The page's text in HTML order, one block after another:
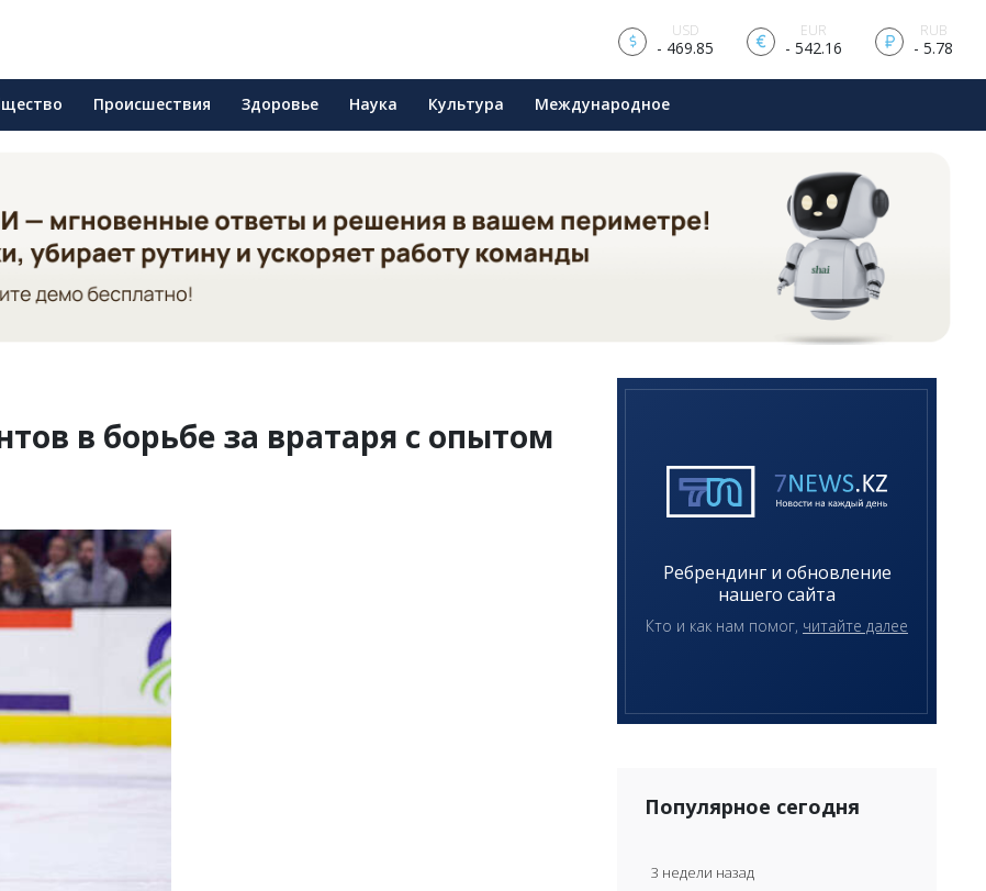
USD
- 469.85
EUR
- 542.16
RUB
- 5.78
Происшествия Здоровье Наука Культура Международное
в борьбе за вратаря с опытом
Ребрендинг и обновление
нашего сайта
Кто и как нам помог, читайте далее
Популярное сегодня
3 недели назад